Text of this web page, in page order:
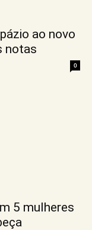
ao novo
notas
0
5 mulheres